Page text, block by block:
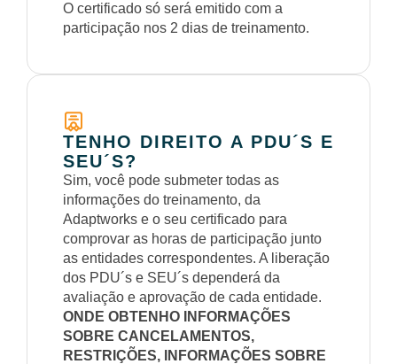
O certificado só será emitido com a
participação nos 2 dias de treinamento.
TENHO DIREITO A PDU´S E
SEU´S?
Sim, você pode submeter todas as
informações do treinamento, da
Adaptworks e o seu certificado para
comprovar as horas de participação junto
as entidades correspondentes. A liberação
dos PDU´s e SEU´s dependerá da
avaliação e aprovação de cada entidade.
ONDE OBTENHO INFORMAÇÕES
SOBRE CANCELAMENTOS,
RESTRIÇÕES, INFORMAÇÕES SOBRE